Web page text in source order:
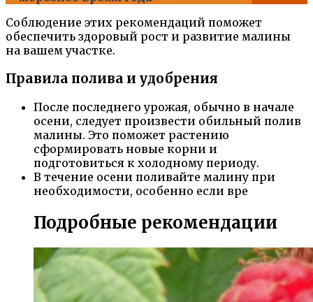
Соблюдение этих рекомендаций поможет
обеспечить здоровый рост и развитие малины
на вашем участке.
Правила полива и удобрения
После последнего урожая, обычно в начале
осени, следует произвести обильный полив
малины. Это поможет растению
сформировать новые корни и
подготовиться к холодному периоду.
В течение осени поливайте малину при
необходимости, особенно если вре
Подробные рекомендации